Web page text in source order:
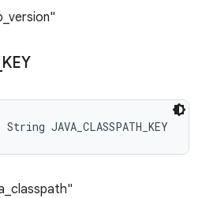
KEY
JAVA_CLASSPATH_KEY